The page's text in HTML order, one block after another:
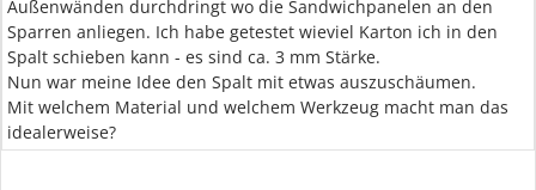
Außenwänden durchdringt wo die Sandwichpanelen an den
Sparren anliegen. Ich habe getestet wieviel Karton ich in den
Spalt schieben kann - es sind ca. 3 mm Stärke.
Nun war meine Idee den Spalt mit etwas auszuschäumen.
Mit welchem Material und welchem Werkzeug macht man das
idealerweise?